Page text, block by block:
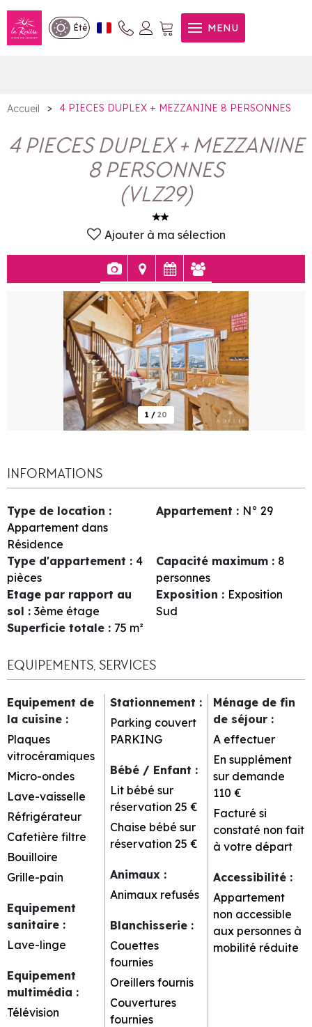
Été MENU
4 PIECES DUPLEX +
MEZZANINE 8 PERSONNES
Accueil > 4 PIECES DUPLEX + MEZZANINE 8 PERSONNES
4 PIECES DUPLEX + MEZZANINE
8 PERSONNES
(VLZ29)
Ajouter à ma sélection
1 / 20
INFORMATIONS
Type de location :
Appartement dans
Résidence
Appartement : N° 29
Type d'appartement : 4
pièces
Capacité maximum : 8
personnes
Etage par rapport au
sol : 3ème étage
Exposition : Exposition
Sud
Superficie totale : 75 m²
EQUIPEMENTS, SERVICES
Equipement de
la cuisine :
Plaques
vitrocéramiques
Micro-ondes
Lave-vaisselle
Réfrigérateur
Cafetière filtre
Bouilloire
Grille-pain
Equipement
sanitaire :
Lave-linge
Equipement
multimédia :
Télévision
Stationnement :
Parking couvert
PARKING
Bébé / Enfant :
Lit bébé sur
réservation 25 €
Chaise bébé sur
réservation 25 €
Animaux :
Animaux refusés
Blanchisserie :
Couettes
fournies
Oreillers fournis
Couvertures
fournies
Ménage de fin
de séjour :
A effectuer
En supplément
sur demande
110 €
Facturé si
constaté non fait
à votre départ
Accessibilité :
Appartement
non accessible
aux personnes à
mobilité réduite